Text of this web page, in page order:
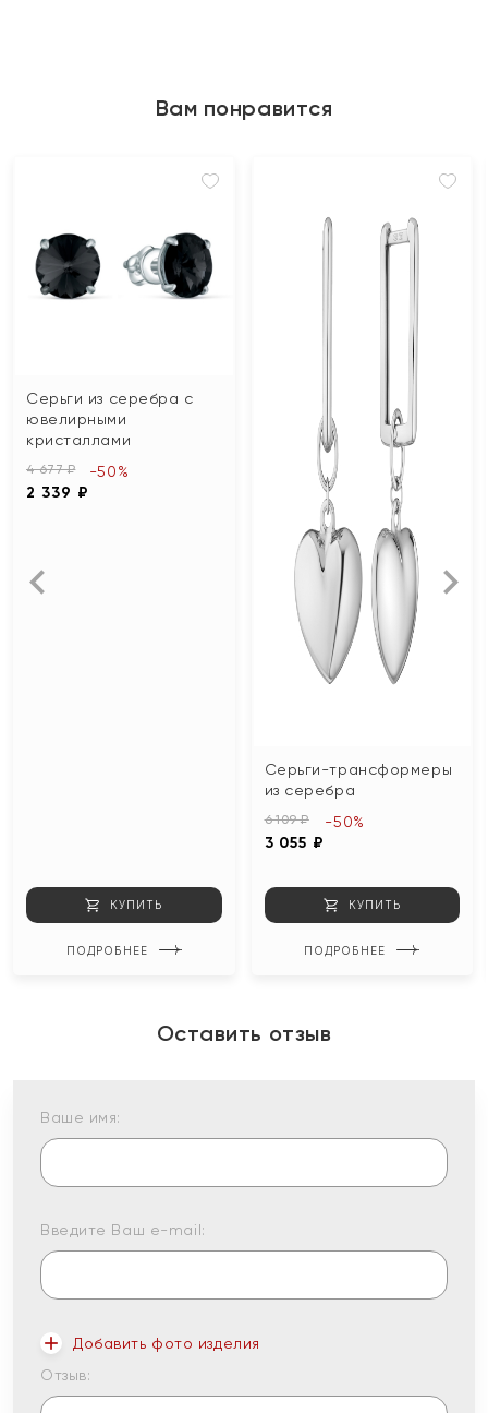
Вам понравится
Серьги из серебра с
ювелирными
кристаллами
4 677 ₽
2 339 ₽
-50%
КУПИТЬ
ПОДРОБНЕЕ
Серьги-трансформеры
из серебра
6 109 ₽
3 055 ₽
-50%
КУПИТЬ
ПОДРОБНЕЕ
Оставить отзыв
Ваше имя:
Введите Ваш e-mail:
Добавить фото изделия
Отзыв: